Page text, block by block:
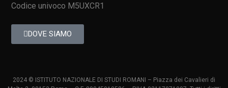
Codice univoco M5UXCR1
DOVE SIAMO
2024 © ISTITUTO NAZIONALE DI STUDI ROMANI – Piazza dei Cavalieri di